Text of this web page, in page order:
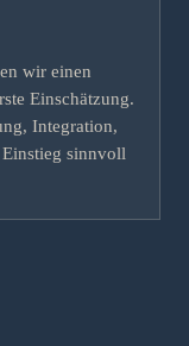
wir einen
Einschätzung.
Integration,
sinnvoll